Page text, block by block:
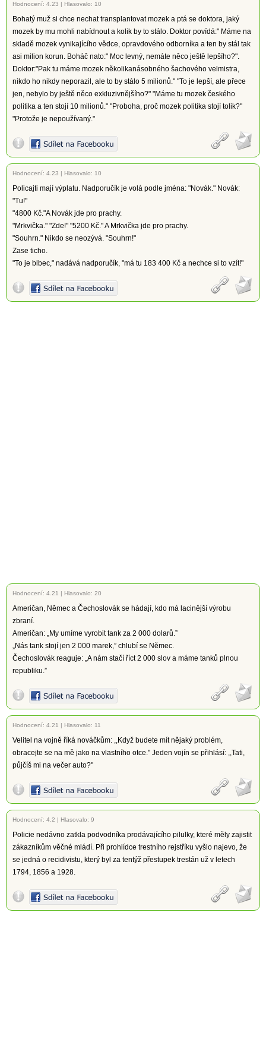
Hodnocení: 4.23 | Hlasovalo: 10
Bohatý muž si chce nechat transplantovat mozek a ptá se doktora, jaký
mozek by mu mohli nabídnout a kolik by to stálo. Doktor povídá:" Máme na
skladě mozek vynikajícího vědce, opravdového odborníka a ten by stál tak
asi milion korun. Boháč nato:" Moc levný, nemáte něco ještě lepšího?".
Doktor:"Pak tu máme mozek několikanásobného šachového velmistra,
nikdo ho nikdy neporazil, ale to by stálo 5 milionů." "To je lepší, ale přece
jen, nebylo by ještě něco exkluzivnějšího?" "Máme tu mozek českého
politika a ten stojí 10 milionů." "Proboha, proč mozek politika stojí tolik?"
"Protože je nepoužívaný."
Hodnocení: 4.23 | Hlasovalo: 10
Policajti mají výplatu. Nadporučík je volá podle jména: "Novák." Novák:
"Tu!"
"4800 Kč."A Novák jde pro prachy.
"Mrkvička." "Zde!" "5200 Kč." A Mrkvička jde pro prachy.
"Souhrn." Nikdo se neozývá. "Souhrn!"
Zase ticho.
"To je blbec," nadává nadporučík, "má tu 183 400 Kč a nechce si to vzít!"
Hodnocení: 4.21 | Hlasovalo: 20
Američan, Němec a Čechoslovák se hádají, kdo má lacinější výrobu
zbraní.
Američan: „My umíme vyrobit tank za 2 000 dolarů.”
„Nás tank stojí jen 2 000 marek,” chlubí se Němec.
Čechoslovák reaguje: „A nám stačí říct 2 000 slov a máme tanků plnou
republiku.”
Hodnocení: 4.21 | Hlasovalo: 11
Velitel na vojně říká nováčkům: ,,Když budete mít nějaký problém,
obracejte se na mě jako na vlastního otce." Jeden vojín se přihlásí: ,,Tati,
půjčíš mi na večer auto?"
Hodnocení: 4.2 | Hlasovalo: 9
Policie nedávno zatkla podvodníka prodávajícího pilulky, které měly zajistit
zákazníkům věčné mládí. Při prohlídce trestního rejstříku vyšlo najevo, že
se jedná o recidivistu, který byl za tentýž přestupek trestán už v letech
1794, 1856 a 1928.